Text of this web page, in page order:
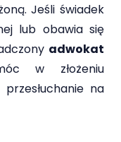
Jeśli świadek
lub obawia się
adwokat
w złożeniu
na